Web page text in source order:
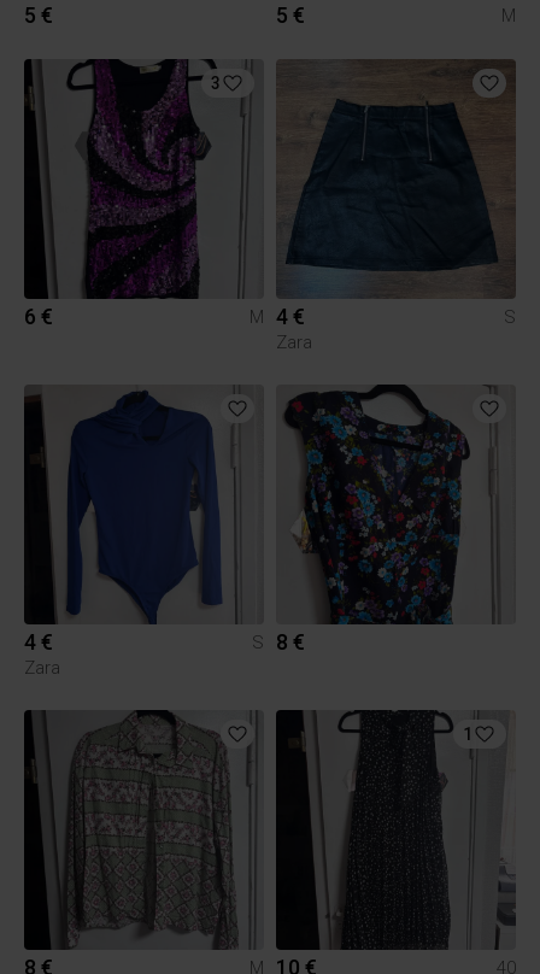
5 € 5 € M
3
6 € M 4 €
S
Zara
4 €
S
Zara
8 €
8 €
M
1
10 €
40